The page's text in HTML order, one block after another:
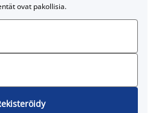
ovat pakollisia.